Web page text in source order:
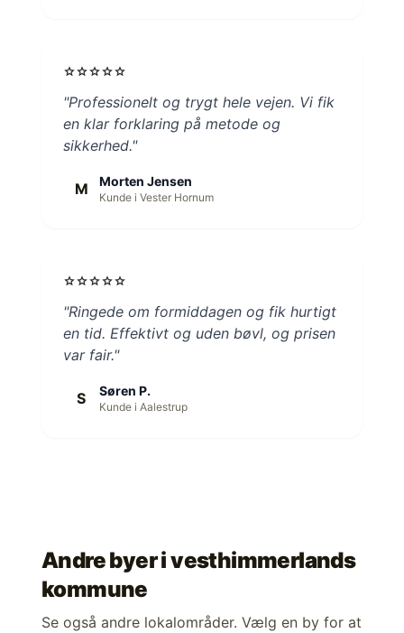
starstarstarstarstar
"Professionelt og trygt hele vejen. Vi fik
en klar forklaring på metode og
sikkerhed."
M Morten Jensen
Kunde i Vester Hornum
starstarstarstarstar
"Ringede om formiddagen og fik hurtigt
en tid. Effektivt og uden bøvl, og prisen
var fair."
S Søren P.
Kunde i Aalestrup
Andre byer ivesthimmerlands
kommune
Se også andre lokalområder. Vælg en by for at